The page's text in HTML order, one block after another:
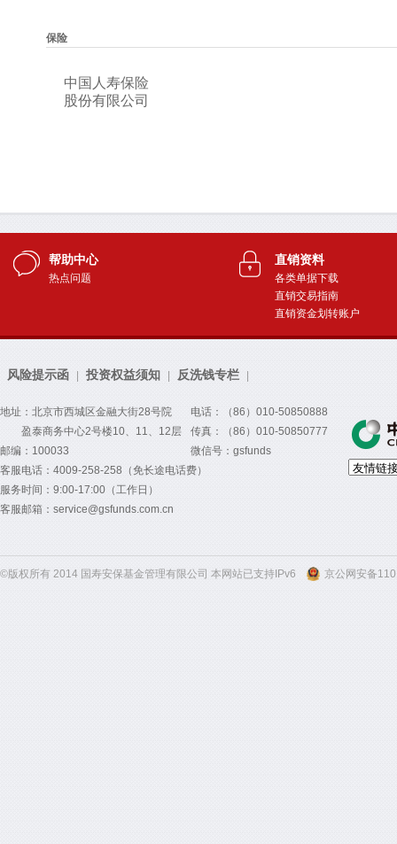
帮助中心
热点问题
直销资料
各类单据下载
直销交易指南
直销资金划转账户
风险提示函 投资权益须知 反洗钱专栏
地址：北京市西城区金融大街28号院
盈泰商务中心2号楼10、11、12层
邮编：100033
电话：（86）010-50850888
传真：（86）010-50850777
微信号：gsfunds
客服电话：4009-258-258（免长途电话费）
服务时间：9:00-17:00（工作日）
客服邮箱：service@gsfunds.com.cn
©版权所有 2014 国寿安保基金管理有限公司 本网站已支持IPv6 京公网安备